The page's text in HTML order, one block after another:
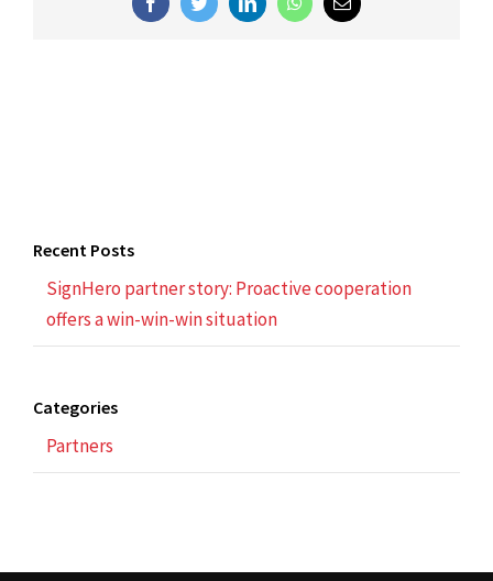
FacebookTwitterLinkedInWhatsApp
Email
Recent Posts
SignHero partner story: Proactive cooperation
offers a win-win-win situation
Categories
Partners